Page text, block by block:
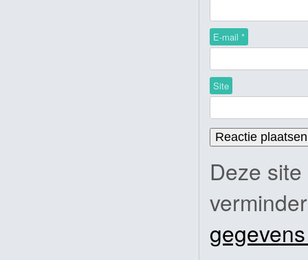
E-mail *
Site
Deze